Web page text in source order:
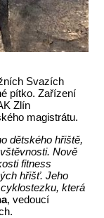
Svazích
pítko. Zařízení
Zlín
magistrátu.
dětského hřiště,
Nově
fitness
hřišť. Jeho
která
, vedoucí